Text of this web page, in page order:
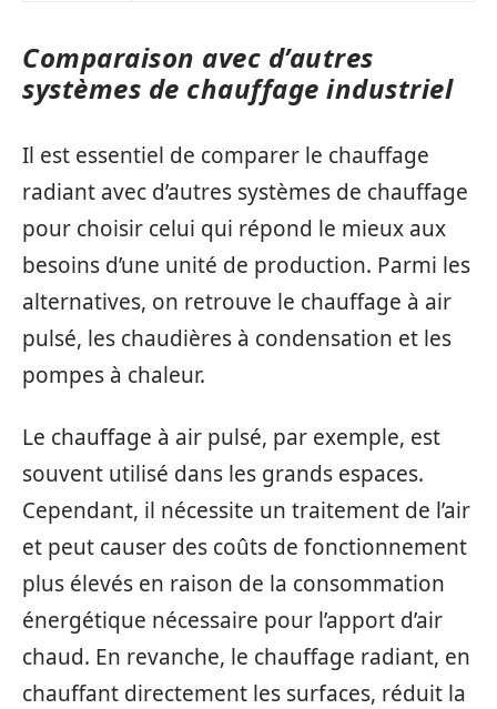
Comparaison avec d’autres
systèmes de chauffage industriel
Il est essentiel de comparer le chauffage
radiant avec d’autres systèmes de chauffage
pour choisir celui qui répond le mieux aux
besoins d’une unité de production. Parmi les
alternatives, on retrouve le chauffage à air
pulsé, les chaudières à condensation et les
pompes à chaleur.
Le chauffage à air pulsé, par exemple, est
souvent utilisé dans les grands espaces.
Cependant, il nécessite un traitement de l’air
et peut causer des coûts de fonctionnement
plus élevés en raison de la consommation
énergétique nécessaire pour l’apport d’air
chaud. En revanche, le chauffage radiant, en
chauffant directement les surfaces, réduit la